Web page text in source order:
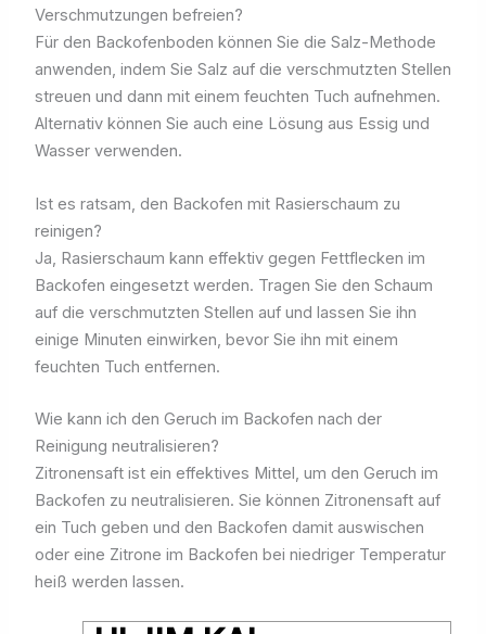
Verschmutzungen befreien?
Für den Backofenboden können Sie die Salz-Methode
anwenden, indem Sie Salz auf die verschmutzten Stellen
streuen und dann mit einem feuchten Tuch aufnehmen.
Alternativ können Sie auch eine Lösung aus Essig und
Wasser verwenden.
Ist es ratsam, den Backofen mit Rasierschaum zu
reinigen?
Ja, Rasierschaum kann effektiv gegen Fettflecken im
Backofen eingesetzt werden. Tragen Sie den Schaum
auf die verschmutzten Stellen auf und lassen Sie ihn
einige Minuten einwirken, bevor Sie ihn mit einem
feuchten Tuch entfernen.
Wie kann ich den Geruch im Backofen nach der
Reinigung neutralisieren?
Zitronensaft ist ein effektives Mittel, um den Geruch im
Backofen zu neutralisieren. Sie können Zitronensaft auf
ein Tuch geben und den Backofen damit auswischen
oder eine Zitrone im Backofen bei niedriger Temperatur
heiß werden lassen.